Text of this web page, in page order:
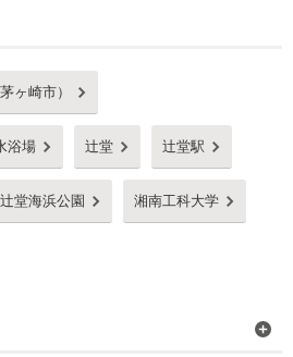
ヶ崎市）
浴場 辻堂 辻堂駅
辻堂海浜公園 湘南工科大学